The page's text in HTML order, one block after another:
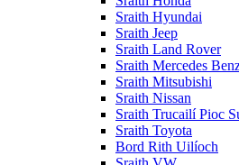
Sraith Hyundai
Sraith Jeep
Sraith Land Rover
Sraith Mercedes
Sraith Mitsubishi
Sraith Nissan
Sraith Trucailí Pioc
Sraith Toyota
Bord Rith Uilíoch